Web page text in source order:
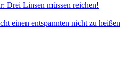
Drei Linsen müssen reichen!
einen entspannten nicht zu heißen